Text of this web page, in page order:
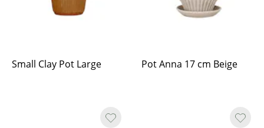
Small Clay Pot Large Pot Anna 17 cm Beige